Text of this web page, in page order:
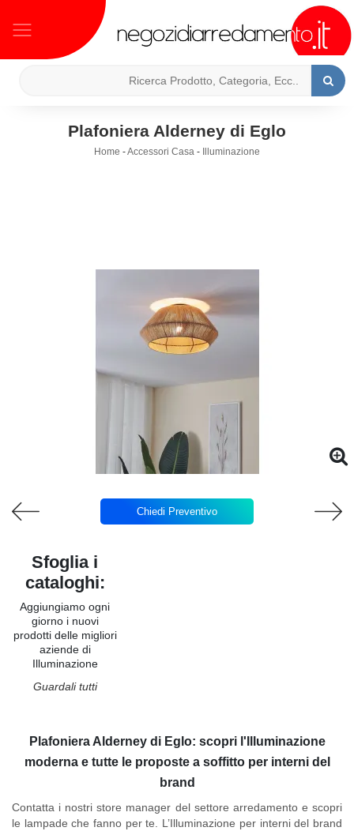
Plafoniera Alderney di Eglo
Home -Accessori Casa - Illuminazione
Chiedi Preventivo
Plafoniera Alderney di Eglo: scopri l'Illuminazione
moderna e tutte le proposte a soffitto per interni del
brand
Contatta i nostri store manager del settore arredamento e scopri
le lampade che fanno per te. L’Illuminazione per interni del brand
Sfoglia i
cataloghi:
Aggiungiamo ogni
giorno i nuovi
prodotti delle migliori
aziende di
Illuminazione
Guardali tutti